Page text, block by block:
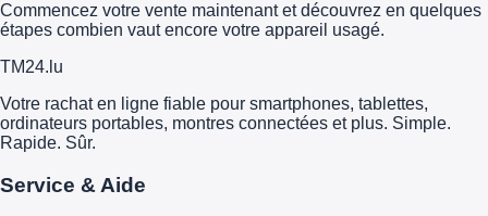
Commencez votre vente maintenant et découvrez en quelques
étapes combien vaut encore votre appareil usagé.
TM24.lu
Votre rachat en ligne fiable pour smartphones, tablettes,
ordinateurs portables, montres connectées et plus. Simple.
Rapide. Sûr.
Service & Aide